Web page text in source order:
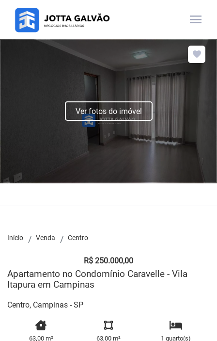
menu
Ver fotos do imóvel
Início Venda Centro
R$ 250.000,00
Apartamento no Condomínio Caravelle - Vila
Itapura em Campinas
Centro, Campinas - SP
63,00 m² 63,00 m² 1 quarto(s)